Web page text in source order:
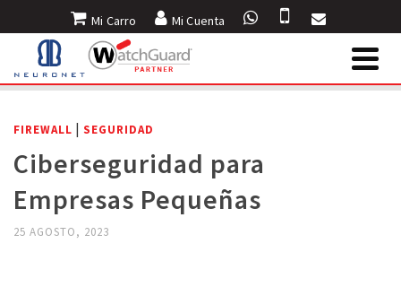
Mi Carro Mi Cuenta
INICIO BLOG » SEGURIDAD»CIBERSEGURIDAD PARA EMPRESAS
PEQUEÑAS
FIREWALL | SEGURIDAD
Ciberseguridad para
Empresas Pequeñas
25 AGOSTO, 2023